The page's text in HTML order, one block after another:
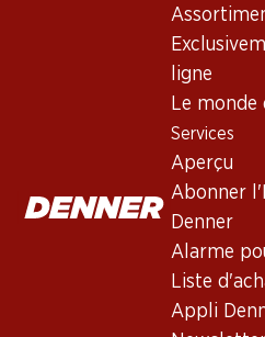
ligne
Le monde
Services
Aperçu
Abonner
Denner
Alarme
Liste
Appli
Barbera d’Asti
Piémont, 2024
pleine et moelleuse, aux tanins